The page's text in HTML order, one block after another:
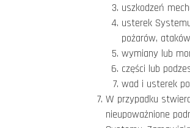
uszkodzeń
usterek
pożarów,
wymiany lub
części lub
wad i usterek
W przypadku
nieupoważnione